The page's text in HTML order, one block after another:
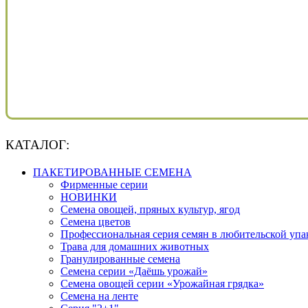
КАТАЛОГ:
ПАКЕТИРОВАННЫЕ СЕМЕНА
Фирменные серии
НОВИНКИ
Семена овощей, пряных культур, ягод
Семена цветов
Профессиональная серия семян в любительской
Трава для домашних животных
Гранулированные семена
Семена серии «Даёшь урожай»
Семена овощей серии «Урожайная грядка»
Семена на ленте